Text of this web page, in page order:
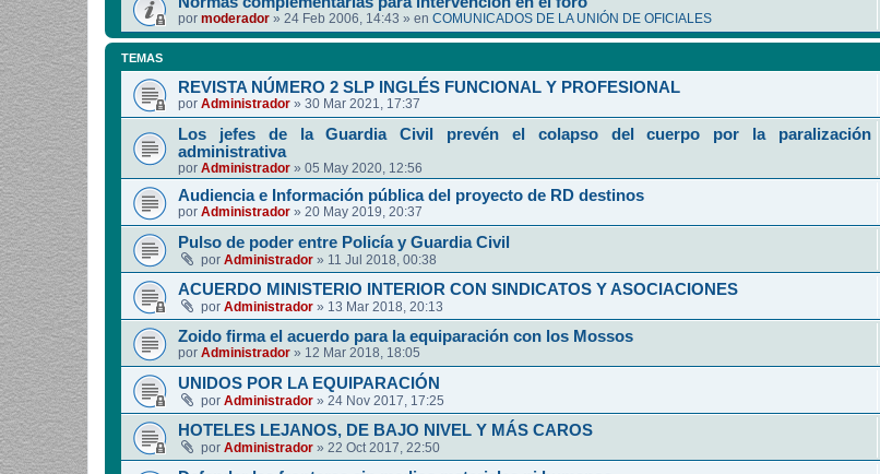
por moderador » 24 Feb 2006, 14:43 » en COMUNICADOS DE LA UNIÓN DE OFICIALES
TEMAS
REVISTA NÚMERO 2 SLP INGLÉS FUNCIONAL Y PROFESIONAL
por Administrador » 30 Mar 2021, 17:37
Los jefes de la Guardia Civil prevén el colapso del cuerpo por la paralización
administrativa
por Administrador » 05 May 2020, 12:56
Audiencia e Información pública del proyecto de RD destinos
por Administrador » 20 May 2019, 20:37
Pulso de poder entre Policía y Guardia Civil
por Administrador » 11 Jul 2018, 00:38
ACUERDO MINISTERIO INTERIOR CON SINDICATOS Y ASOCIACIONES
por Administrador » 13 Mar 2018, 20:13
Zoido firma el acuerdo para la equiparación con los Mossos
por Administrador » 12 Mar 2018, 18:05
UNIDOS POR LA EQUIPARACIÓN
por Administrador » 24 Nov 2017, 17:25
HOTELES LEJANOS, DE BAJO NIVEL Y MÁS CAROS
por Administrador » 22 Oct 2017, 22:50